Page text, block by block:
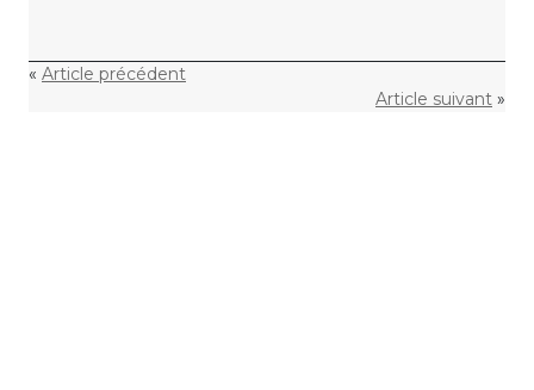
« Article précédent
Article suivant »